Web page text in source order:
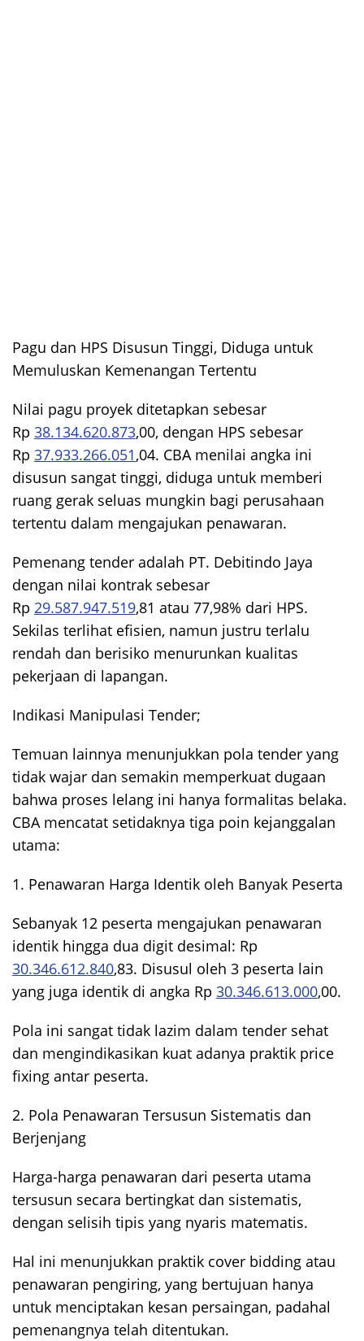
Pagu dan HPS Disusun Tinggi, Diduga untuk
Memuluskan Kemenangan Tertentu
Nilai pagu proyek ditetapkan sebesar
Rp 38.134.620.873,00, dengan HPS sebesar
Rp 37.933.266.051,04. CBA menilai angka ini
disusun sangat tinggi, diduga untuk memberi
ruang gerak seluas mungkin bagi perusahaan
tertentu dalam mengajukan penawaran.
Pemenang tender adalah PT. Debitindo Jaya
dengan nilai kontrak sebesar
Rp 29.587.947.519,81 atau 77,98% dari HPS.
Sekilas terlihat efisien, namun justru terlalu
rendah dan berisiko menurunkan kualitas
pekerjaan di lapangan.
Indikasi Manipulasi Tender;
Temuan lainnya menunjukkan pola tender yang
tidak wajar dan semakin memperkuat dugaan
bahwa proses lelang ini hanya formalitas belaka.
CBA mencatat setidaknya tiga poin kejanggalan
utama:
1. Penawaran Harga Identik oleh Banyak Peserta
Sebanyak 12 peserta mengajukan penawaran
identik hingga dua digit desimal: Rp
30.346.612.840,83. Disusul oleh 3 peserta lain
yang juga identik di angka Rp 30.346.613.000,00.
Pola ini sangat tidak lazim dalam tender sehat
dan mengindikasikan kuat adanya praktik price
fixing antar peserta.
2. Pola Penawaran Tersusun Sistematis dan
Berjenjang
Harga-harga penawaran dari peserta utama
tersusun secara bertingkat dan sistematis,
dengan selisih tipis yang nyaris matematis.
Hal ini menunjukkan praktik cover bidding atau
penawaran pengiring, yang bertujuan hanya
untuk menciptakan kesan persaingan, padahal
pemenangnya telah ditentukan.